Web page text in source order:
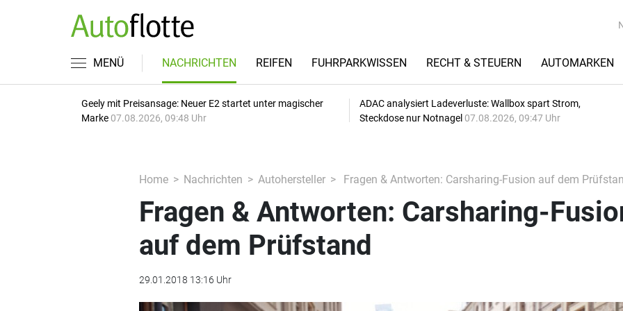
MENÜ NACHRICHTEN REIFEN FUHRPARKWISSEN RECHT & STEUERN AUTOMARKEN
Geely mit Preisansage: Neuer E2 startet unter magischer
Marke 07.08.2026, 09:48 Uhr
ADAC analysiert Ladeverluste: Wallbox spart Strom,
Steckdose nur Notnagel 07.08.2026, 09:47 Uhr
Home Nachrichten Autohersteller Fragen & Antworten: Carsharing-Fusion auf dem
Fragen & Antworten: Carsharing-
auf dem Prüfstand
29.01.2018 13:16 Uhr